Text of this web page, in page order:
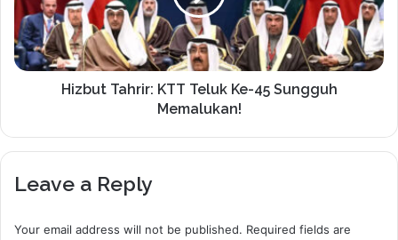
Hizbut Tahrir: KTT Teluk Ke-45 Sungguh
Memalukan!
Leave a Reply
Your email address will not be published. Required fields are